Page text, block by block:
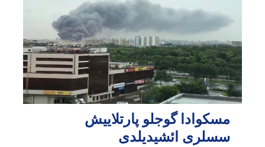
مسکوادا گوجلو پارتلاییش
سسلری ائشیدیلدی